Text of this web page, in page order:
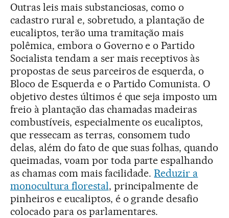
Outras leis mais substanciosas, como o
cadastro rural e, sobretudo, a plantação de
eucaliptos, terão uma tramitação mais
polêmica, embora o Governo e o Partido
Socialista tendam a ser mais receptivos às
propostas de seus parceiros de esquerda, o
Bloco de Esquerda e o Partido Comunista. O
objetivo destes últimos é que seja imposto um
freio à plantação das chamadas madeiras
combustíveis, especialmente os eucaliptos,
que ressecam as terras, consomem tudo
delas, além do fato de que suas folhas, quando
queimadas, voam por toda parte espalhando
as chamas com mais facilidade.Reduzir a
monocultura florestal, principalmente de
pinheiros e eucaliptos, é o grande desafio
colocado para os parlamentares.